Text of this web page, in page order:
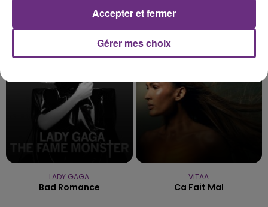
l'inspection du Travail en profite pour rappeler
TITRES DIFFUSÉS
LADY GAGA
Bad Romance
VITAA
Ca Fait Mal
Gérer mes choix
Accepter et fermer